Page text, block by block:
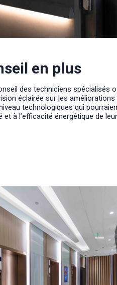
en plus
des techniciens spécialisés
éclairée sur les
technologiques qui
et à l’efficacité énergétique de